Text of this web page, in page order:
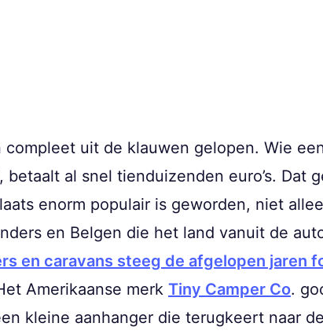
uit de klauwen gelopen. Wie
al snel tienduizenden euro’s. Dat
enorm populair is geworden, niet
en Belgen die het land vanuit de
en caravans steeg de afgelopen jaren
Amerikaanse merk Tiny Camper Co.
kleine aanhanger die terugkeert naar